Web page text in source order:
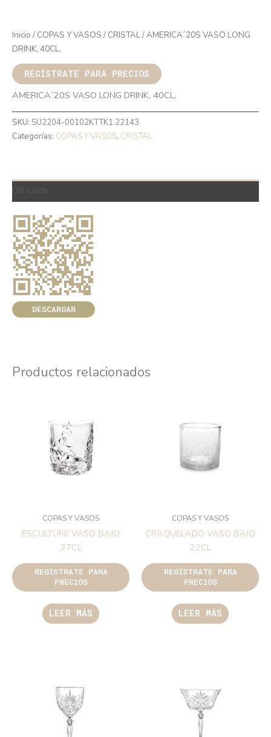
Inicio / COPAS Y VASOS / CRISTAL/ AMERICA´20S VASO LONG
DRINK, 40CL.
REGÍSTRATE PARA PRECIOS
AMERICA´20S VASO LONG DRINK, 40CL.
SKU: SU2204-00102KTTK1.22143
Categorías: COPAS Y VASOS, CRISTAL
DESCARGAR
Productos relacionados
COPAS Y VASOS
ESCULTURE VASO BAJO
37CL
REGÍSTRATE PARA
PRECIOS
LEER MÁS
COPAS Y VASOS
CRAQUELADO VASO BAJO
22CL
REGÍSTRATE PARA
PRECIOS
LEER MÁS